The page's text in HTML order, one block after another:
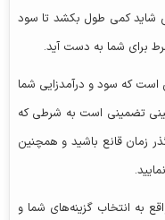
شاید کمی طول بکشد تا سود
برای شما به دست آید.
است که سود و درآمدزایی شما
تضمینی است به شرطی که
زمان قانع باشید و همچنین
به انتخاب گزینه‌های شما و